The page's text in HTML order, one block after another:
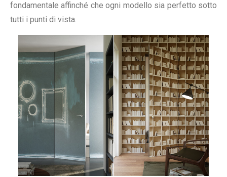
fondamentale affinché che ogni modello sia perfetto sotto
tutti i punti di vista.